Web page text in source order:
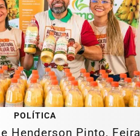
POLÍTICA
Henderson Pinto, Feira